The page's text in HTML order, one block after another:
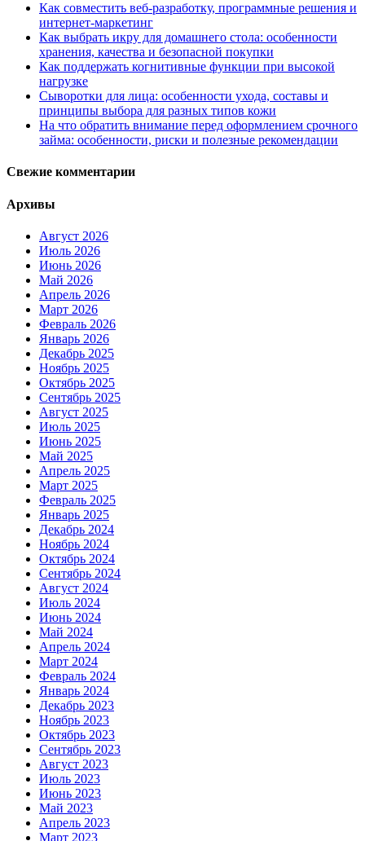
Как совместить веб-разработку, программные решения и
интернет-маркетинг
Как выбрать икру для домашнего стола: особенности
хранения, качества и безопасной покупки
Как поддержать когнитивные функции при высокой
нагрузке
Сыворотки для лица: особенности ухода, составы и
принципы выбора для разных типов кожи
На что обратить внимание перед оформлением срочного
займа: особенности, риски и полезные рекомендации
Свежие комментарии
Архивы
Август 2026
Июль 2026
Июнь 2026
Май 2026
Апрель 2026
Март 2026
Февраль 2026
Январь 2026
Декабрь 2025
Ноябрь 2025
Октябрь 2025
Сентябрь 2025
Август 2025
Июль 2025
Июнь 2025
Май 2025
Апрель 2025
Март 2025
Февраль 2025
Январь 2025
Декабрь 2024
Ноябрь 2024
Октябрь 2024
Сентябрь 2024
Август 2024
Июль 2024
Июнь 2024
Май 2024
Апрель 2024
Март 2024
Февраль 2024
Январь 2024
Декабрь 2023
Ноябрь 2023
Октябрь 2023
Сентябрь 2023
Август 2023
Июль 2023
Июнь 2023
Май 2023
Апрель 2023
Март 2023